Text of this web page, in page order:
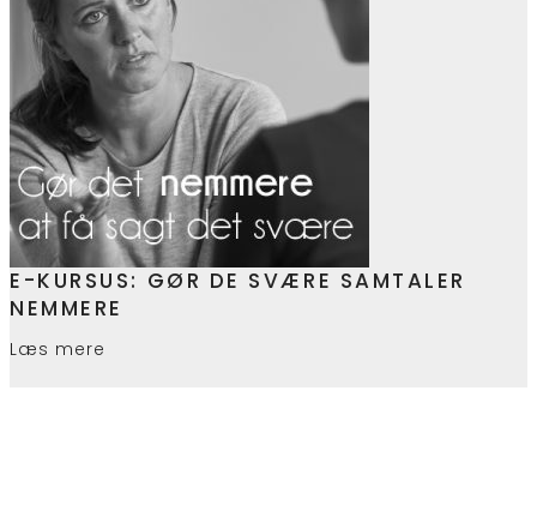
E-KURSUS: GØR DE SVÆRE SAMTALER
NEMMERE
Læs mere